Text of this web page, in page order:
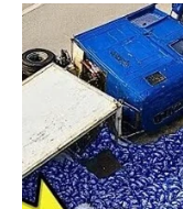
Posao vam
Na profesionalnom
period. Mnogi
priliku da pokažu